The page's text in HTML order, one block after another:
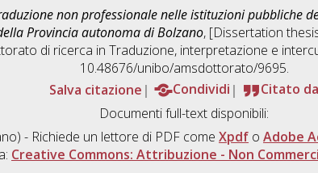
non professionale nelle istituzioni pubbliche
Provincia autonoma di Bolzano, [Dissertation
di ricerca in Traduzione, interpretazione e
10.48676/unibo/amsdottorato/9695.
Salva citazione
Condividi
Citato da
Documenti full-text disponibili:
- Richiede un lettore di PDF come Xpdf o Adobe
Creative Commons: Attribuzione - Non